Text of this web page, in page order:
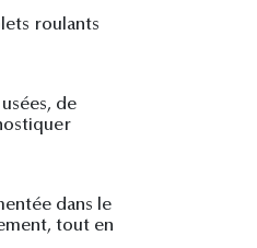
roulants
de
dans le
tout en